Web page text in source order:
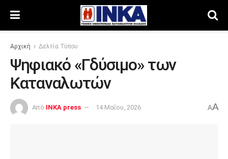
Αρχική Δελτία Τύπου
Ψηφιακό «Γδύσιμο» των
Καταναλωτών
Από INKA press 14 Μαΐου, 2026 AA